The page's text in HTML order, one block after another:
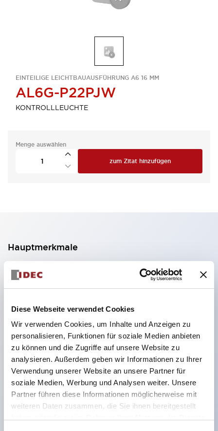
Diese Webseite verwendet Cookies
Wir verwenden Cookies, um Inhalte und Anzeigen zu
personalisieren, Funktionen für soziale Medien anbieten
zu können und die Zugriffe auf unsere Website zu
analysieren. Außerdem geben wir Informationen zu Ihrer
Verwendung unserer Website an unsere Partner für
soziale Medien, Werbung und Analysen weiter. Unsere
Partner führen diese Informationen möglicherweise mit
weiteren Daten zusammen, die Sie ihnen bereitgestellt
EINTEILIGE LEICHTBAUAUSFÜHRUNG A6 16 MM
AL6G-P22PJW
KONTROLLLEUCHTE
Menge auswählen
zum Zitat hinzufügen
Hauptmerkmale
Geeignet für ein breites Anwendungsspektrum
von der Konsumelektronik bis zum FA-Bereich
Schutzarten IP40 und IP65 vollständig verfügbar
(IEC 60529)
UL- und CSA-zertifiziert. Entspricht EN (Europa)
Normen. CCC-zertifiziert (außer Anzeigeleuchten).
Mit speziellem Zubehör leicht auf Φ22 Flash-
Silhouette umstellbar